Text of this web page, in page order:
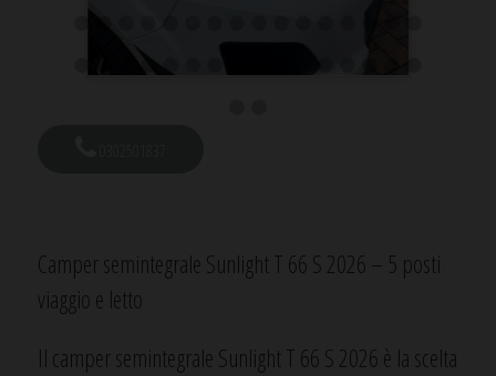
Camper semintegrale Sunlight T 66 S 2026 – 5 posti
viaggio e letto
Il camper semintegrale Sunlight T 66 S 2026 è la scelta